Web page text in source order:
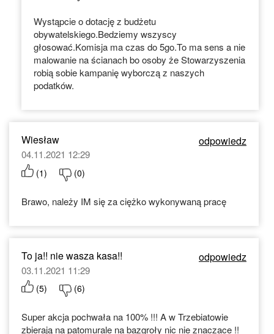
Wystąpcie o dotację z budżetu
obywatelskiego.Bedziemy wszyscy
głosować.Komisja ma czas do 5go.To ma sens a nie
malowanie na ścianach bo osoby że Stowarzyszenia
robią sobie kampanię wyborczą z naszych
podatków.
Wiesław odpowiedz
04.11.2021 12:29
(1) (0)
Brawo, należy IM się za ciężko wykonywaną pracę
To ja!! nie wasza kasa!! odpowiedz
03.11.2021 11:29
(5) (6)
Super akcja pochwała na 100% !!! A w Trzebiatowie
zbierają na patomurale na bazgroły nic nie znaczace !!